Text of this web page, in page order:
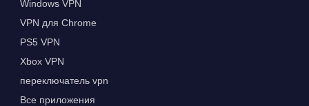
Windows VPN
VPN для Chrome
PS5 VPN
Xbox VPN
переключатель vpn
Все приложения